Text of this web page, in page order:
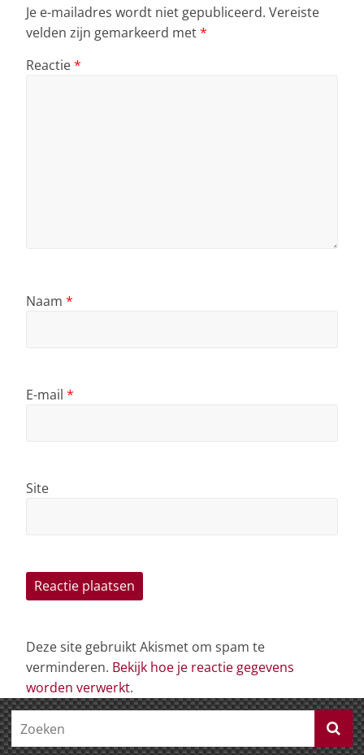
Je e-mailadres wordt niet gepubliceerd. Vereiste
velden zijn gemarkeerd met*
Reactie*
Naam *
E-mail *
Site
Deze site gebruikt Akismet om spam te
verminderen. Bekijk hoe je reactie gegevens
worden verwerkt.